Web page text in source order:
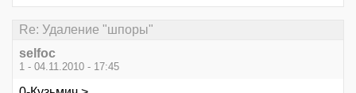
Re: Удаление "шпоры"
selfoc
1 - 04.11.2010 - 17:45